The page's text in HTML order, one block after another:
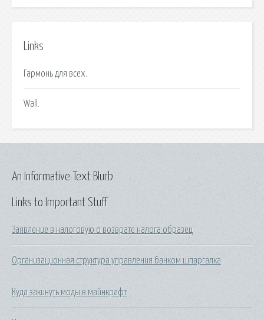
Links
Гармонь для всех.
Wall.
Links to Important Stuff
Заявление в налоговую о возврате налога образец
Организационная структура управления банком шпаргалка
Куда закинуть моды в майнкрафт
An Informative Text Blurb